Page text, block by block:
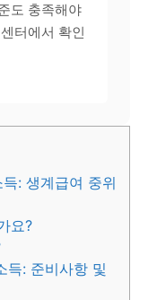
도 충족해야
터에서 확인
: 생계급여 중위
요?
득: 준비사항 및